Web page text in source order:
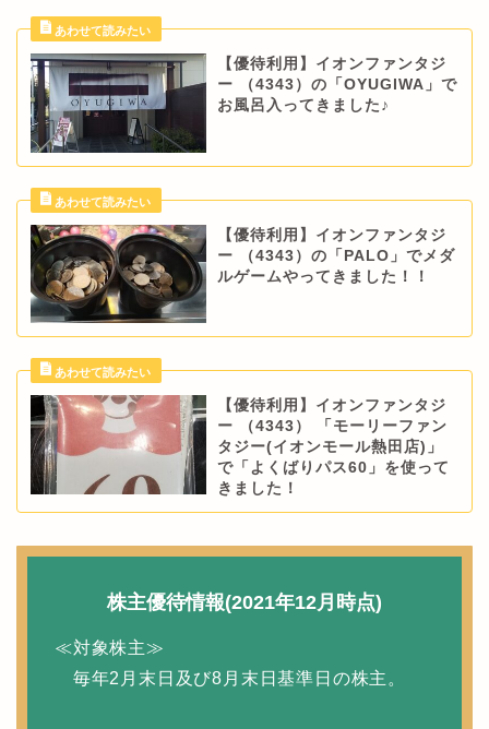
【優待利用】イオンファンタジ
ー （4343）の「OYUGIWA」で
お風呂入ってきました♪
【優待利用】イオンファンタジ
ー （4343）の「PALO」でメダ
ルゲームやってきました！！
【優待利用】イオンファンタジ
ー （4343） 「モーリーファン
タジー(イオンモール熱田店)」
で「よくばりパス60」を使って
きました！
株主優待情報(2021年12月時点)
≪対象株主≫
毎年2月末日及び8月末日基準日の株主。